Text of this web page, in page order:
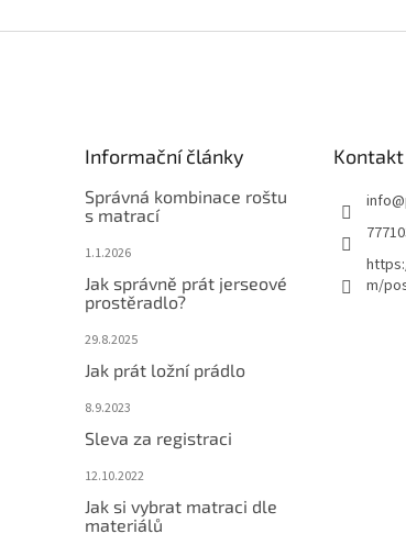
Informační články
Správná kombinace roštu
s matrací
1.1.2026
Jak správně prát jerseové
prostěradlo?
29.8.2025
Jak prát ložní prádlo
8.9.2023
Sleva za registraci
12.10.2022
Jak si vybrat matraci dle
materiálů
Kontakt
info@
m/